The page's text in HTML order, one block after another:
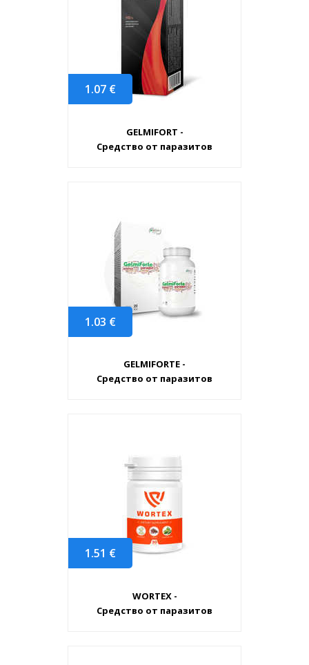
1.07 €
GELMIFORT -
Средство от паразитов
1.03 €
GELMIFORTE -
Средство от паразитов
1.51 €
WORTEX -
Средство от паразитов